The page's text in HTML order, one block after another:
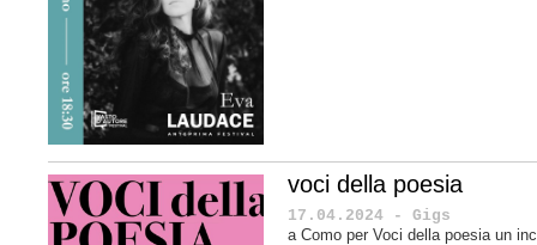
voci della poesia
17.04.2024 - Gigs
a Como per Voci della poesia un